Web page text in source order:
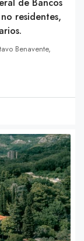
residentes,
Benavente,